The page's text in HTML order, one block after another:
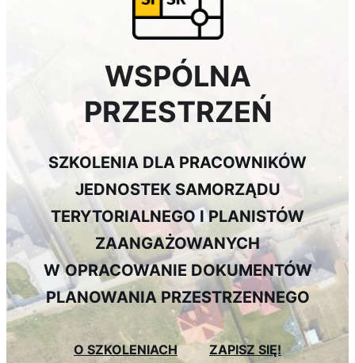
WSPÓLNA
PRZESTRZEŃ
SZKOLENIA DLA PRACOWNIKÓW
JEDNOSTEK SAMORZĄDU
TERYTORIALNEGO I PLANISTÓW
ZAANGAŻOWANYCH
W OPRACOWANIE DOKUMENTÓW
PLANOWANIA PRZESTRZENNEGO
O SZKOLENIACH ZAPISZ SIĘ!